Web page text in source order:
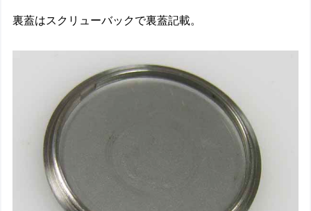
裏蓋はスクリューバックで裏蓋記載。